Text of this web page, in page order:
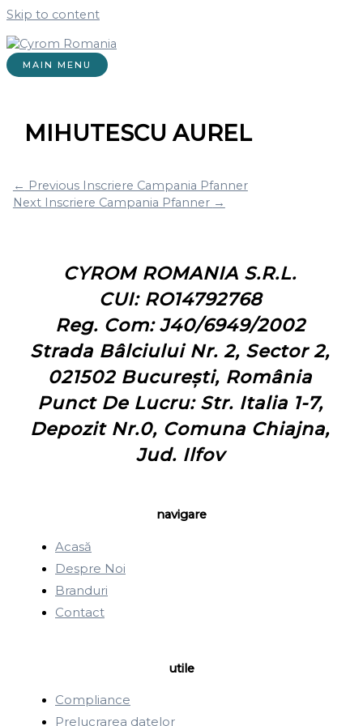
Skip to content
MAIN MENU
MIHUTESCU AUREL
← Previous Inscriere Campania Pfanner
Next Inscriere Campania Pfanner →
CYROM ROMANIA S.R.L.
CUI: RO14792768
Reg. Com: J40/6949/2002
Strada Bâlciului Nr. 2, Sector 2,
021502 București, România
Punct De Lucru: Str. Italia 1-7,
Depozit Nr.0, Comuna Chiajna,
Jud. Ilfov
navigare
Acasă
Despre Noi
Branduri
Contact
utile
Compliance
Prelucrarea datelor